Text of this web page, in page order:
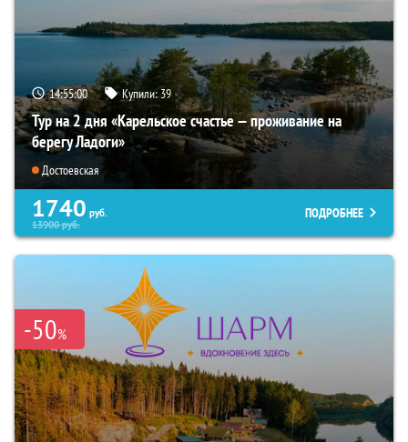
14:54:58 Купили:39
Тур на 2 дня «Карельское счастье — проживание на
берегу Ладоги»
Достоевская
1740 руб.
13900руб.
ПОДРОБНЕЕ
-50%